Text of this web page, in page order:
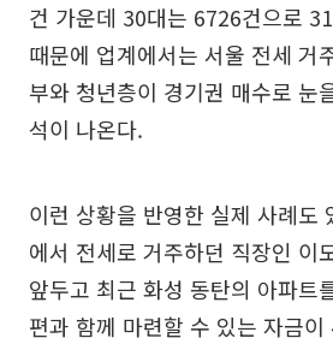
건 가운데 30대는 6726건으로
때문에 업계에서는 서울 전세 거
부와 청년층이 경기권 매수로 눈
석이 나온다.
이런 상황을 반영한 실제 사례도
에서 전세로 거주하던 직장인 이
앞두고 최근 화성 동탄의 아파트
편과 함께 마련할 수 있는 자금